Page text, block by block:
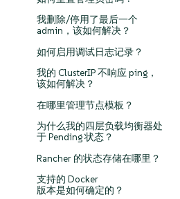
我删除/停用了最后一个
admin，该如何解决？
如何启用调试日志记录？
我的 ClusterIP 不响应 ping，
该如何解决？
在哪里管理节点模板？
为什么我的四层负载均衡器处
于 Pending 状态？
Rancher 的状态存储在哪里？
支持的 Docker
版本是如何确定的？